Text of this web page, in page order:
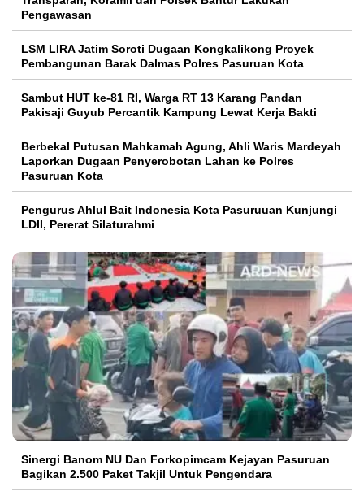
Pengawasan
LSM LIRA Jatim Soroti Dugaan Kongkalikong Proyek
Pembangunan Barak Dalmas Polres Pasuruan Kota
Sambut HUT ke-81 RI, Warga RT 13 Karang Pandan
Pakisaji Guyub Percantik Kampung Lewat Kerja Bakti
Berbekal Putusan Mahkamah Agung, Ahli Waris Mardeyah
Laporkan Dugaan Penyerobotan Lahan ke Polres
Pasuruan Kota
Pengurus Ahlul Bait Indonesia Kota Pasuruuan Kunjungi
LDII, Pererat Silaturahmi
Sinergi Banom NU Dan Forkopimcam Kejayan Pasuruan
Bagikan 2.500 Paket Takjil Untuk Pengendara